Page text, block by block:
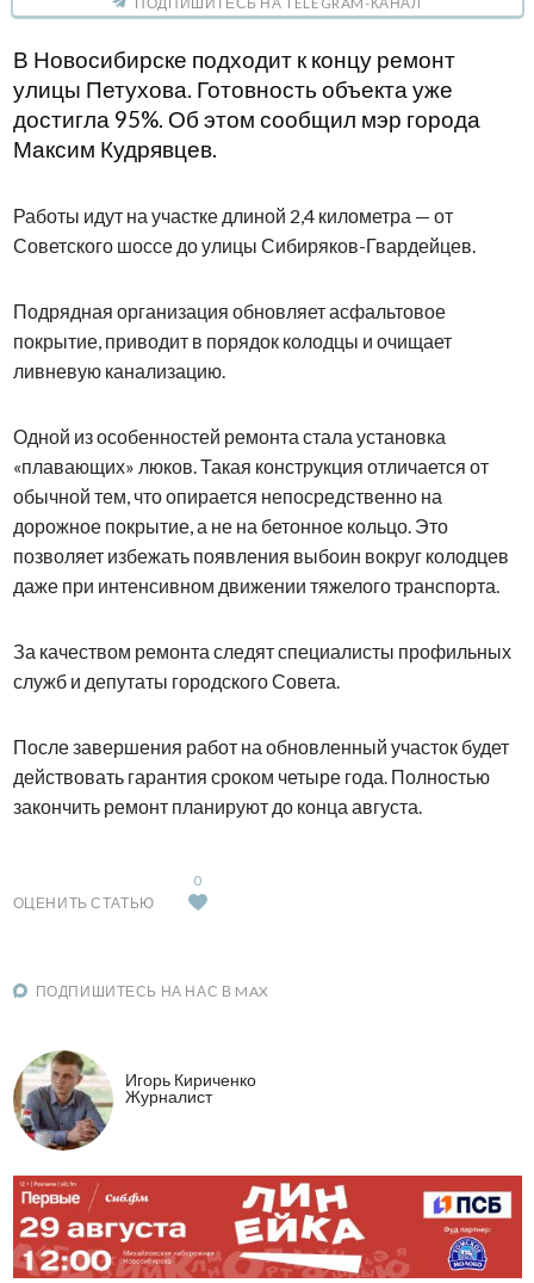
В Новосибирске подходит к концу ремонт
улицы Петухова. Готовность объекта уже
достигла 95%. Об этом сообщил мэр города
Максим Кудрявцев.
Работы идут на участке длиной 2,4 километра — от
Советского шоссе до улицы Сибиряков-Гвардейцев.
Подрядная организация обновляет асфальтовое
покрытие, приводит в порядок колодцы и очищает
ливневую канализацию.
Одной из особенностей ремонта стала установка
«плавающих» люков. Такая конструкция отличается от
обычной тем, что опирается непосредственно на
дорожное покрытие, а не на бетонное кольцо. Это
позволяет избежать появления выбоин вокруг колодцев
даже при интенсивном движении тяжелого транспорта.
За качеством ремонта следят специалисты профильных
служб и депутаты городского Совета.
После завершения работ на обновленный участок будет
действовать гарантия сроком четыре года. Полностью
закончить ремонт планируют до конца августа.
ОЦЕНИТЬ СТАТЬЮ
0
ПОДПИШИТЕСЬ НА НАС В MAX
Игорь Кириченко
Журналист